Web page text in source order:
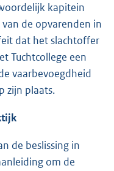
kapitein
de opvarenden in
dat het slachtoffer
Tuchtcollege een
vaarbevoegdheid
zijn plaats.
de beslissing in
om de